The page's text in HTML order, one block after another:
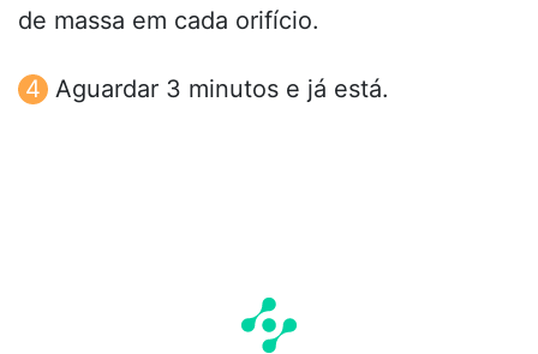
de massa em cada orifício.
Aguardar 3 minutos e já está.